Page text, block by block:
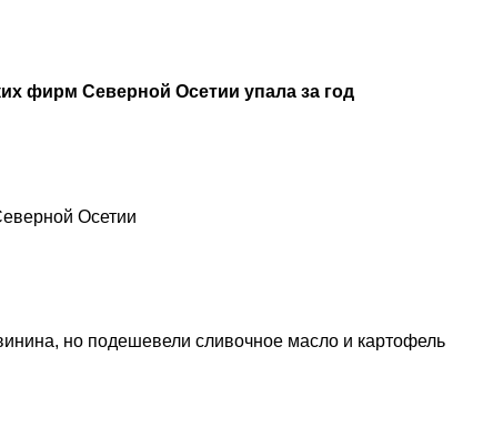
фирм Северной Осетии упала за год
Осетии
но подешевели сливочное масло и картофель